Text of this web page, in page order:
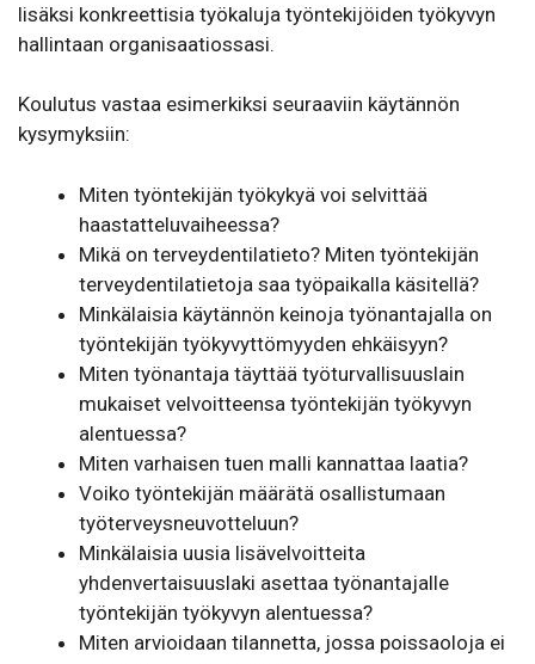
lisäksi konkreettisia työkaluja työntekijöiden työkyvyn
hallintaan organisaatiossasi.
Koulutus vastaa esimerkiksi seuraaviin käytännön
kysymyksiin:
Miten työntekijän työkykyä voi selvittää
haastatteluvaiheessa?
Mikä on terveydentilatieto? Miten työntekijän
terveydentilatietoja saa työpaikalla käsitellä?
Minkälaisia käytännön keinoja työnantajalla on
työntekijän työkyvyttömyyden ehkäisyyn?
Miten työnantaja täyttää työturvallisuuslain
mukaiset velvoitteensa työntekijän työkyvyn
alentuessa?
Miten varhaisen tuen malli kannattaa laatia?
Voiko työntekijän määrätä osallistumaan
työterveysneuvotteluun?
Minkälaisia uusia lisävelvoitteita
yhdenvertaisuuslaki asettaa työnantajalle
työntekijän työkyvyn alentuessa?
Miten arvioidaan tilannetta, jossa poissaoloja ei